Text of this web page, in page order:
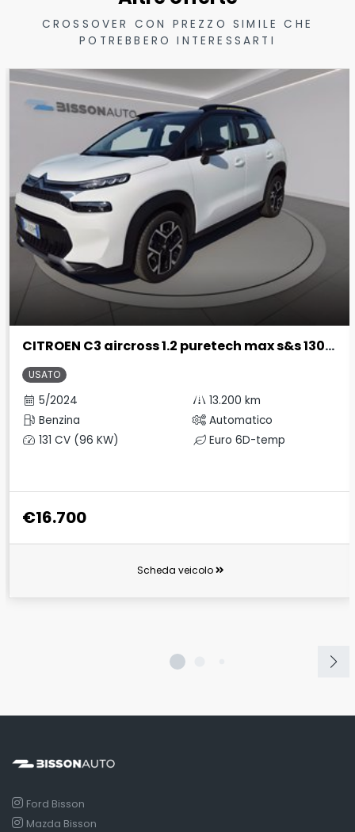
CROSSOVER CON PREZZO SIMILE CHE
POTREBBERO INTERESSARTI
CITROEN C3 aircross 1.2 puretech max s&s 130cv eat6
USATO
5/2024
13.200 km
Benzina
Automatico
131 CV (96 KW)
Euro 6D-temp
€16.700
Scheda veicolo
Ford Bisson
Mazda Bisson